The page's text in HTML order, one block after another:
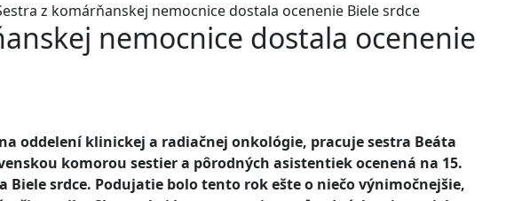
z komárňanskej nemocnice dostala ocenenie Biele srdce
nemocnice dostala ocenenie
oddelení klinickej a radiačnej onkológie, pracuje sestra Beáta
komorou sestier a pôrodných asistentiek ocenená na 15.
srdce. Podujatie bolo tento rok ešte o niečo výnimočnejšie,